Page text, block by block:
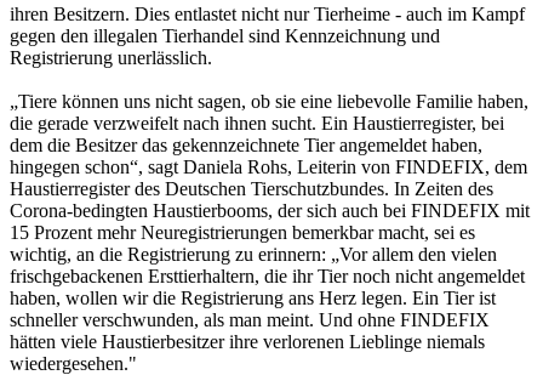
ihren Besitzern. Dies entlastet nicht nur Tierheime - auch im Kampf
gegen den illegalen Tierhandel sind Kennzeichnung und
Registrierung unerlässlich.
„Tiere können uns nicht sagen, ob sie eine liebevolle Familie haben,
die gerade verzweifelt nach ihnen sucht. Ein Haustierregister, bei
dem die Besitzer das gekennzeichnete Tier angemeldet haben,
hingegen schon“, sagt Daniela Rohs, Leiterin von FINDEFIX, dem
Haustierregister des Deutschen Tierschutzbundes. In Zeiten des
Corona-bedingten Haustierbooms, der sich auch bei FINDEFIX mit
15 Prozent mehr Neuregistrierungen bemerkbar macht, sei es
wichtig, an die Registrierung zu erinnern: „Vor allem den vielen
frischgebackenen Ersttierhaltern, die ihr Tier noch nicht angemeldet
haben, wollen wir die Registrierung ans Herz legen. Ein Tier ist
schneller verschwunden, als man meint. Und ohne FINDEFIX
hätten viele Haustierbesitzer ihre verlorenen Lieblinge niemals
wiedergesehen."